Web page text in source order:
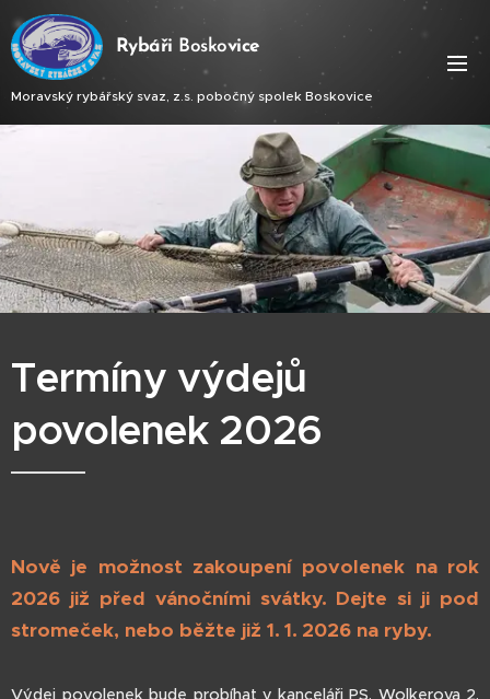
Rybáři Boskovice
Moravský rybářský svaz, z.s. pobočný spolek Boskovice
Termíny výdejů
povolenek 2026
Nově je možnost zakoupení povolenek na rok
2026 již před vánočními svátky. Dejte si ji pod
stromeček, nebo běžte již 1. 1. 2026 na ryby.
Výdej povolenek bude probíhat v kanceláři PS, Wolkerova 2,